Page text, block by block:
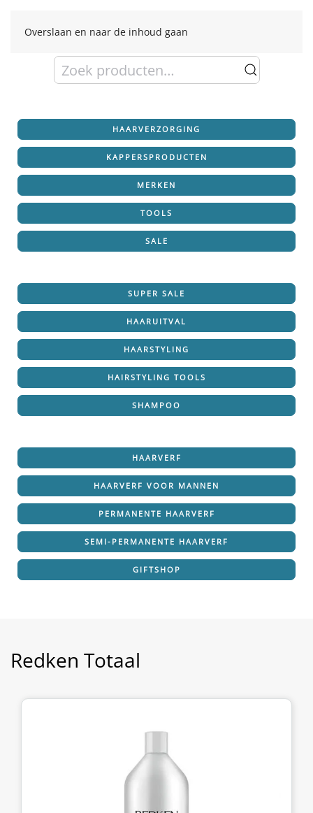
Overslaan en naar de inhoud gaan
Zoeken
naar:
HAARVERZORGING
KAPPERSPRODUCTEN
MERKEN
TOOLS
SALE
SUPER SALE
HAARUITVAL
HAARSTYLING
HAIRSTYLING TOOLS
SHAMPOO
HAARVERF
HAARVERF VOOR MANNEN
PERMANENTE HAARVERF
SEMI-PERMANENTE HAARVERF
GIFTSHOP
Redken Totaal